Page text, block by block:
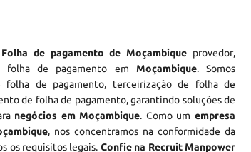
Folha de pagamento de Moçambique provedor,
folha de pagamento em Moçambique. Somos
folha de pagamento, terceirização de folha de
de folha de pagamento, garantindo soluções de
negócios em Moçambique. Como umempresa
, nos concentramos na conformidade da
os requisitos legais. Confie na Recruit Manpower